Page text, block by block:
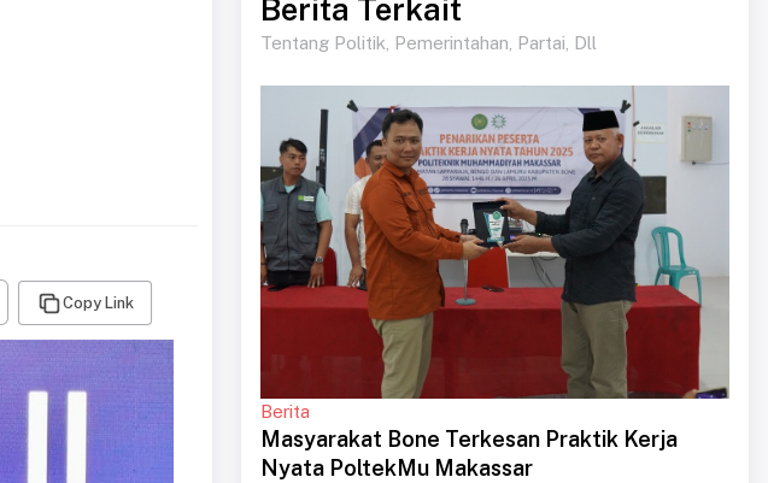
Copy Link
Berita Terkait
Tentang Politik, Pemerintahan, Partai, Dll
Berita
Masyarakat Bone Terkesan Praktik Kerja
Nyata PoltekMu Makassar